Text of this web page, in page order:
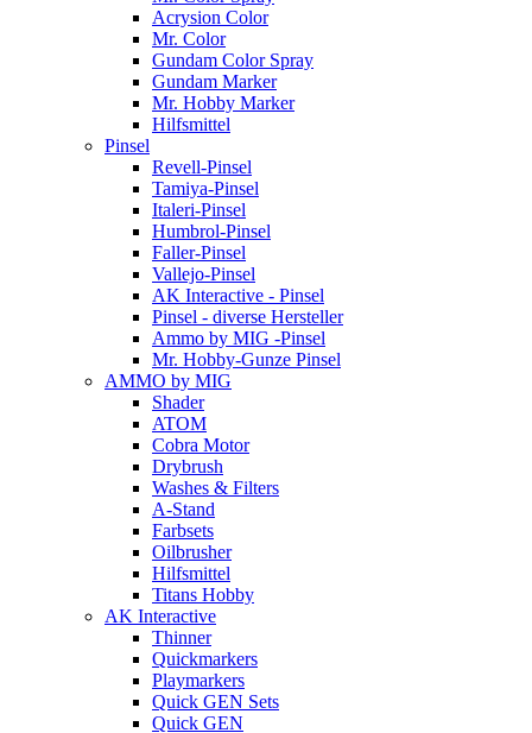
Acrysion Color
Mr. Color
Gundam Color Spray
Gundam Marker
Mr. Hobby Marker
Hilfsmittel
Pinsel
Revell-Pinsel
Tamiya-Pinsel
Italeri-Pinsel
Humbrol-Pinsel
Faller-Pinsel
Vallejo-Pinsel
AK Interactive - Pinsel
Pinsel - diverse Hersteller
Ammo by MIG -Pinsel
Mr. Hobby-Gunze Pinsel
AMMO by MIG
Shader
ATOM
Cobra Motor
Drybrush
Washes & Filters
A-Stand
Farbsets
Oilbrusher
Hilfsmittel
Titans Hobby
AK Interactive
Thinner
Quickmarkers
Playmarkers
Quick GEN Sets
Quick GEN